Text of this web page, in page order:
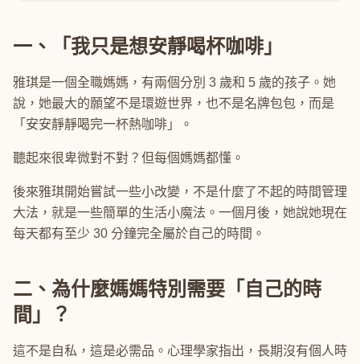
一、「我只是想安靜喝杯咖啡」
雅琪是一個全職媽媽，有兩個分別 3 歲和 5 歲的孩子。她
說，她最大的願望不是環遊世界，也不是名牌包包，而是
「安安靜靜喝完一杯熱咖啡」。
聽起來很卑微對不對？但每個媽媽都懂。
後來雅琪開始嘗試一些小改變，不是什麼了不起的時間管理
大法，就是一些簡單的生活小魔法。一個月後，她說她現在
每天都有至少 30 分鐘完全屬於自己的時間。
二、為什麼媽媽特別需要「自己的時
間」？
這不是自私，這是必需品。心理學家指出，長期沒有個人時